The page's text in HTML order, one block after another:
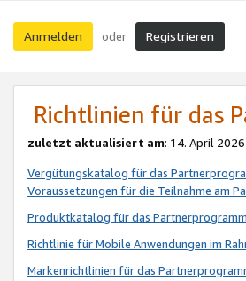
Anmelden oder Registrieren
Richtlinien für das
zuletzt aktualisiert am: 14. April
Vergütungskatalog für das
Voraussetzungen für die Teilnahme am
Produktkatalog für das Partnerprogramm
Richtlinie für Mobile Anwendungen im
Markenrichtlinien für das